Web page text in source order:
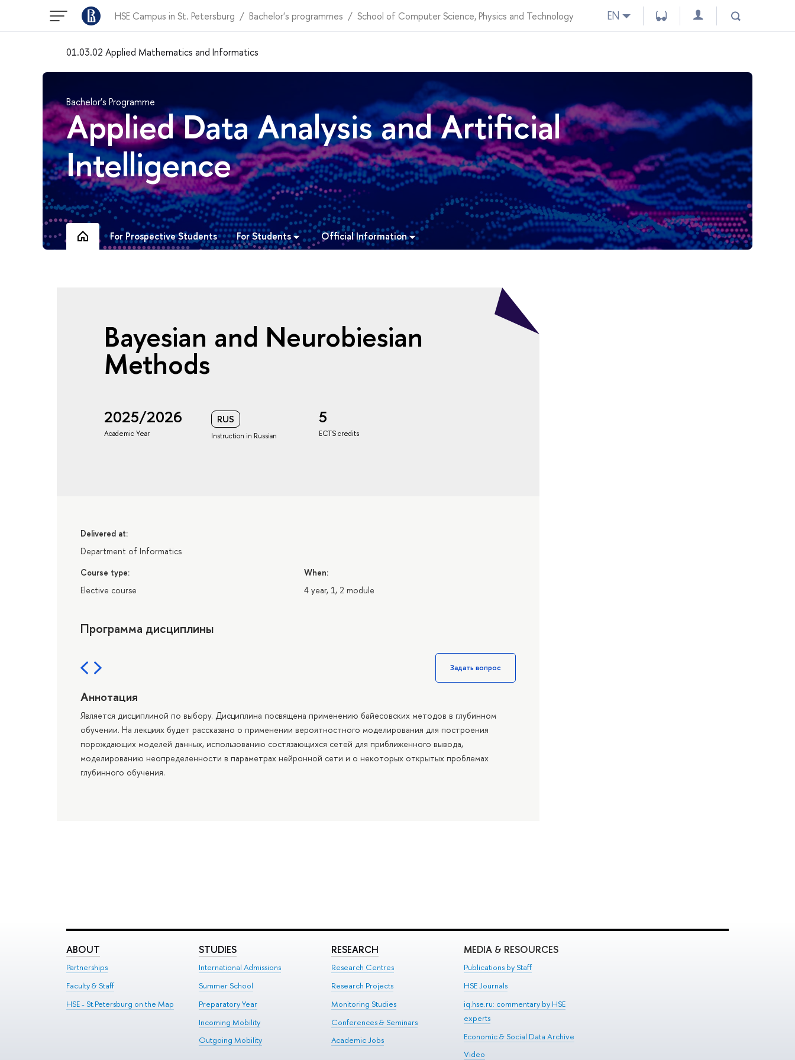
HSE Campus in St. Petersburg Bachelor's programmes School of Computer Science, Physics and Technology EN
01.03.02 Applied Mathematics and Informatics
Bachelor’s Programme
Applied Data Analysis and Artificial
Intelligence
For Prospective Students For Students Official Information
Bayesian and Neurobiesian
Methods
2025/2026
Academic Year
RUS
Instruction in Russian
5
ECTS credits
Delivered at:
Department of Informatics
Course type:
Elective course
When:
4 year, 1, 2 module
Программа дисциплины
Задать вопрос
Аннотация
Является дисциплиной по выбору. Дисциплина посвящена применению байесовских методов в глубинном
обучении. На лекциях будет рассказано о применении вероятностного моделирования для построения
порождающих моделей данных, использованию состязающихся сетей для приближенного вывода,
моделированию неопределенности в параметрах нейронной сети и о некоторых открытых проблемах
глубинного обучения.
ABOUT
Partnerships
Faculty & Staff
HSE - St.Petersburg on the Map
STUDIES
International Admissions
Summer School
Preparatory Year
Incoming Mobility
Outgoing Mobility
RESEARCH
Research Centres
Research Projects
Monitoring Studies
Conferences & Seminars
Academic Jobs
MEDIA & RESOURCES
Publications by Staff
HSE Journals
iq.hse.ru: commentary by HSE
experts
Economic & Social Data Archive
Video